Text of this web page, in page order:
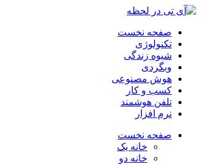
صفحه نخست
تکنولوژی
شیوه زندگی
وبگردی
هوش مصنوعی
کسب و کار
تلفن هوشمند
نرم افزار
صفحه نخست
خانه یک
خانه دو